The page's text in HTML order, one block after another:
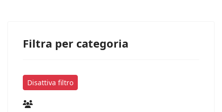
Filtra per categoria
Disattiva filtro